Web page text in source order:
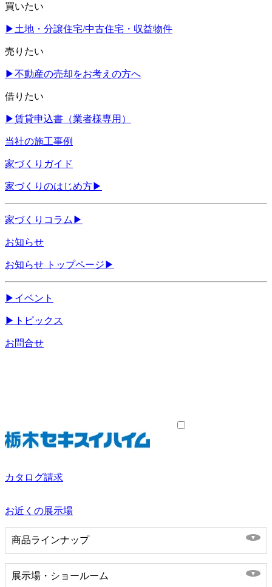
買いたい
▶ 土地・分譲住宅/中古住宅・収益物件
売りたい
▶不動産の売却をお考えの方へ
借りたい
▶賃貸申込書（業者様専用）
当社の施工事例
家づくりガイド
家づくりのはじめ方▶
家づくりコラム ▶
お知らせ
お知らせ トップページ ▶
▶ イベント
▶ トピックス
お問合せ
カタログ請求
お近くの展示場
商品ラインナップ
展示場・ショールーム